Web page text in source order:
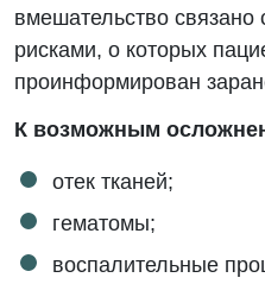
вмешательство
рисками, о которых
проинформирован
К возможным
отек тканей;
гематомы;
воспалительные